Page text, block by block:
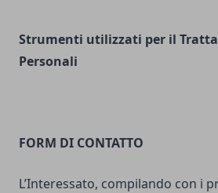
Strumenti utilizzati per il
Personali
FORM DI CONTATTO
L’Interessato, compilando con i